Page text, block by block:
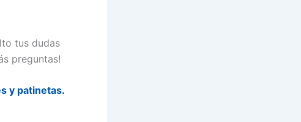
tus dudas
preguntas!
y patinetas.